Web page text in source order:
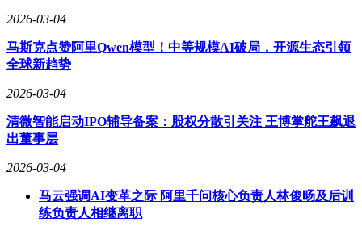
2026-03-04
马斯克点赞阿里Qwen模型！中等规模AI破局，开源生态引领
全球新趋势
2026-03-04
清微智能启动IPO辅导备案：股权分散引关注 王博掌舵王飙退
出董事层
2026-03-04
马云强调AI变革之际 阿里千问核心负责人林俊旸及后训
练负责人相继离职